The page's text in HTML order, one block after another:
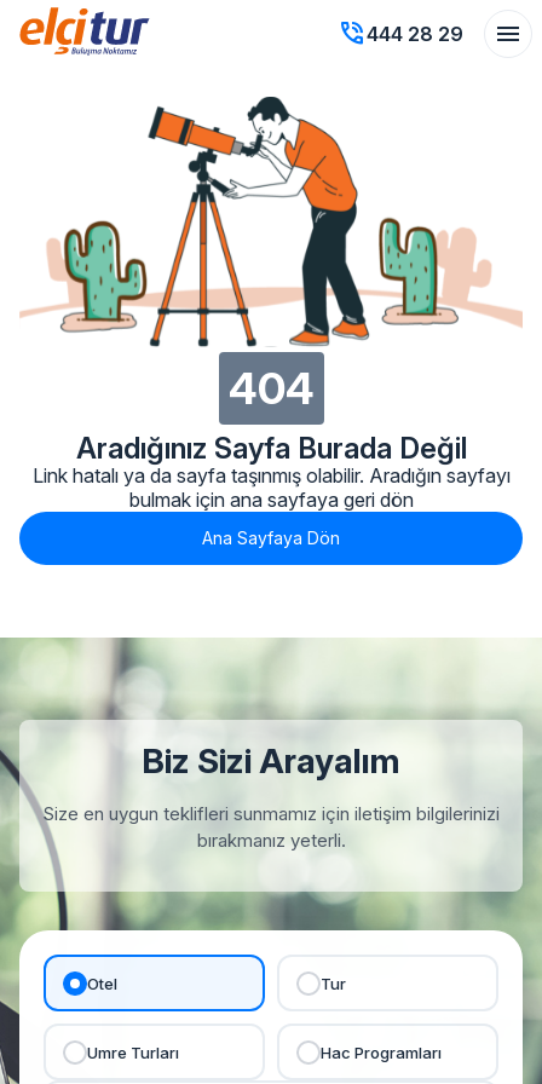
phone_in_talk444 28 29 menu
404
Aradığınız Sayfa Burada Değil
Link hatalı ya da sayfa taşınmış olabilir. Aradığın sayfayı
bulmak için ana sayfaya geri dön
Ana Sayfaya Dön
Otel Tur
Umre Turları Hac Programları
Biz Sizi Arayalım
Size en uygun teklifleri sunmamız için iletişim bilgilerinizi
bırakmanız yeterli.